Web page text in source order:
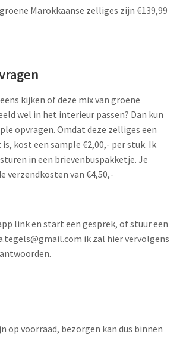
Marokkaanse zelliges zijn €139,99
kijken of deze mix van groene
wel in het interieur passen? Dan kun
opvragen. Omdat deze zelliges een
kost een sample €2,00,- per stuk. Ik
in een brievenbuspakketje. Je
verzendkosten van €4,50,-
link en start een gesprek, of stuur een
ik zal hier vervolgens
op voorraad, bezorgen kan dus binnen